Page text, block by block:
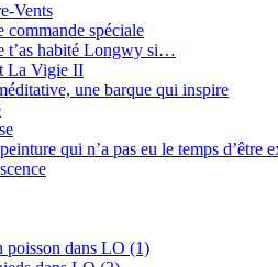
Vents
commande spéciale
t’as habité Longwy si…
La Vigie II
une barque qui inspire
qui n’a pas eu le temps d’être
poisson dans LO (1)